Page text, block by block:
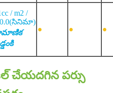
cc / m2 /
(సినిమా)
● ● ●
చేయదగిన పర్సు